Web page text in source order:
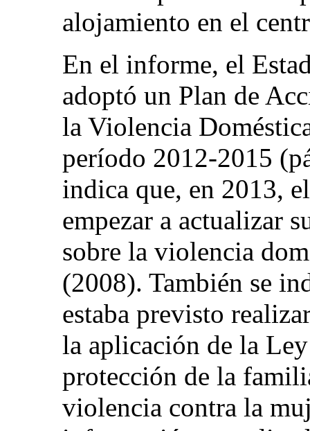
alojamiento en el
En el informe, el
adoptó un Plan de
la Violencia
período 2012-2015
indica que, en 2013,
empezar a actualizar
sobre la violencia
(2008). También se
estaba previsto
la aplicación de la
protección de la
violencia contra la